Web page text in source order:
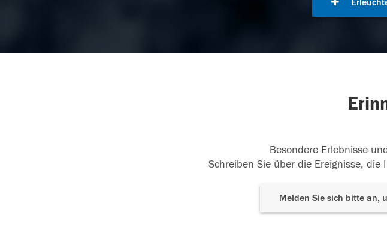
Besondere Erlebnisse
Schreiben Sie über die Ereignisse,
Melden Sie sich bitte an,